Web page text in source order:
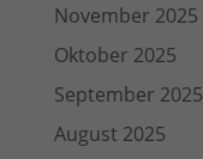
November 2025
Oktober 2025
September 2025
August 2025